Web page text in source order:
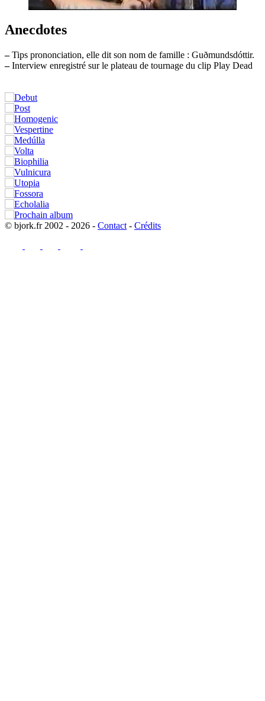
Anecdotes
–Tips prononciation, elle dit son nom de famille : Guðmundsdóttir.
–Interview enregistré sur le plateau de tournage du clip Play Dead
© bjork.fr 2002 - 2026 - Contact - Crédits